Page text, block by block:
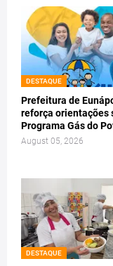
DESTAQUE
Prefeitura de
reforça orientações
Programa Gás do
August 05, 2026
DESTAQUE